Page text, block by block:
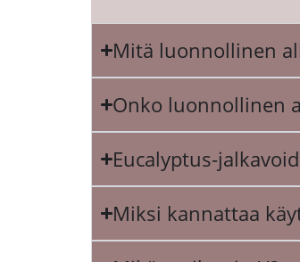
Mitä luonnollinen
Onko luonnollinen
Eucalyptus-
Miksi kannattaa